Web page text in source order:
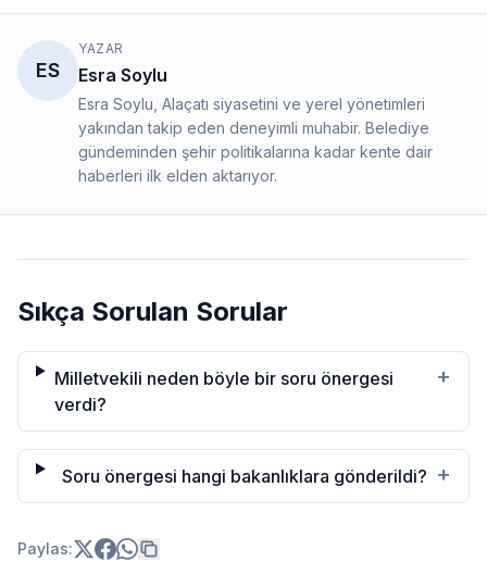
ES
YAZAR
Esra Soylu
Esra Soylu, Alaçatı siyasetini ve yerel yönetimleri
yakından takip eden deneyimli muhabir. Belediye
gündeminden şehir politikalarına kadar kente dair
haberleri ilk elden aktarıyor.
Sıkça Sorulan Sorular
Milletvekili neden böyle bir soru önergesi
verdi?
+
Soru önergesi hangi bakanlıklara gönderildi? +
Paylas: